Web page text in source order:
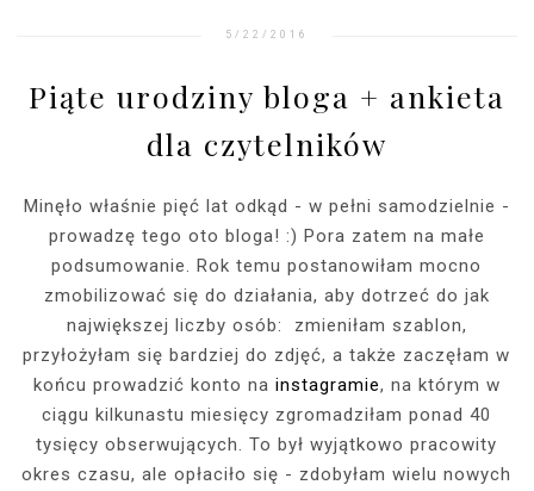
5/22/2016
Piąte urodziny bloga + ankieta
dla czytelników
Minęło właśnie pięć lat odkąd - w pełni samodzielnie -
prowadzę tego oto bloga! :) Pora zatem na małe
podsumowanie. Rok temu postanowiłam mocno
zmobilizować się do działania, aby dotrzeć do jak
największej liczby osób: zmieniłam szablon,
przyłożyłam się bardziej do zdjęć, a także zaczęłam w
końcu prowadzić konto na instagramie, na którym w
ciągu kilkunastu miesięcy zgromadziłam ponad 40
tysięcy obserwujących. To był wyjątkowo pracowity
okres czasu, ale opłaciło się - zdobyłam wielu nowych